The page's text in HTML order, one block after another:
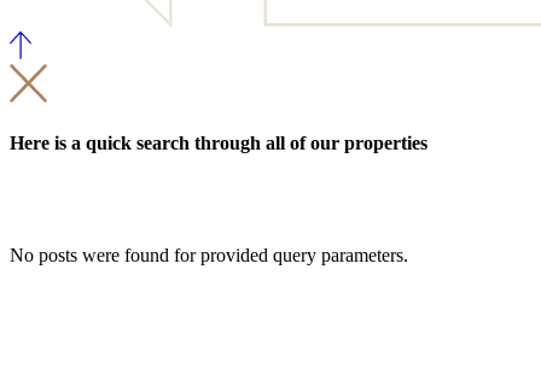
Here is a quick search through all of our properties
No posts were found for provided query parameters.